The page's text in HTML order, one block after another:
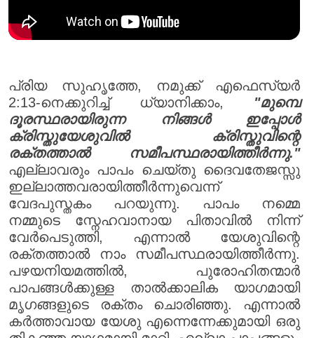
പ്രിയ സുഹൃത്തേ, നമുക്ക് എഫെസ്യർ
2:13-നെക്കുറിച്ച് ധ്യാനിക്കാം, "മുമ്പെ
ദൂരസ്ഥരായിരുന്ന നിങ്ങൾ ഇപ്പോൾ
ക്രിസ്തുയേശുവിൽ ക്രിസ്തുവിന്റെ
രക്തത്താൽ സമീപസ്ഥരായിത്തീർന്നു."
എല്ലാവരും പാപം ചെയ്തു ദൈവതേജസ്സു
ഇല്ലാത്തവരായിത്തീർന്നുവെന്ന്
വേദപുസ്തകം പറയുന്നു. പാപം നമ്മെ
നമ്മുടെ സ്നേഹവാനായ പിതാവിൽ നിന്ന്
വേർപെടുത്തി, എന്നാൽ യേശുവിന്റെ
രക്തത്താൽ നാം സമീപസ്ഥരായിത്തീർന്നു.
പഴയനിയമത്തിൽ, പുരോഹിതന്മാർ
പാപങ്ങൾക്കുള്ള താൽക്കാലിക യാഗമായി
മൃഗങ്ങളുടെ രക്തം ചൊരിഞ്ഞു. എന്നാൽ
കർത്താവായ യേശു എന്നെന്നേക്കുമായി ഒരു